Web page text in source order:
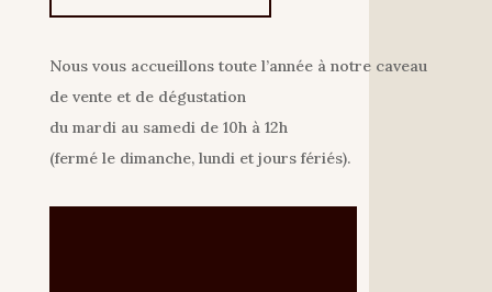
Nous vous accueillons toute l’année à notre caveau
de vente et de dégustation
du mardi au samedi de 10h à 12h
(fermé le dimanche, lundi et jours fériés).